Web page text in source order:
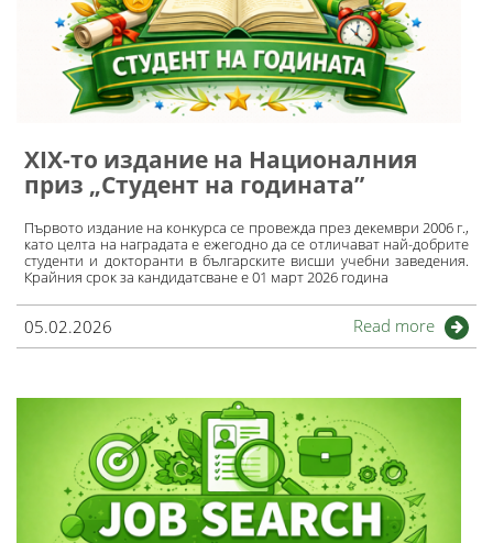
XIX-то издание на Националния
приз „Студент на годината”
Първото издание на конкурса се провежда през декември 2006 г.,
като целта на наградата е ежегодно да се отличават най-добрите
студенти и докторанти в българските висши учебни заведения.
Крайния срок за кандидатсване е 01 март 2026 година
05.02.2026 Read more